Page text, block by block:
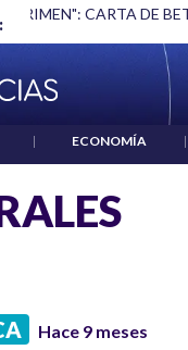
CRIMEN": CARTA DE
| ECONOMÍA |
Hace 9 meses